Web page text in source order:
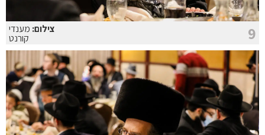
9 צילום: מענדי
קורנט